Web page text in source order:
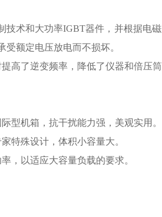
术和大功率IGBT器件，并根据电
额定电压放电而不损坏。
高了逆变频率，降低了仪器和倍压
型机箱，抗干扰能力强，美观实用。
特殊设计，体积小容量大。
，以适应大容量负载的要求。